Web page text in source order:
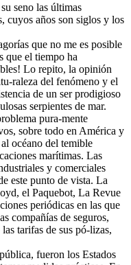
seno las últimas
cuyos años son siglos y los
que no me es posible
que el tiempo ha
Lo repito, la opinión
raleza del fenómeno y el
de un ser prodigioso
serpientes de mar.
pura-mente
sobre todo en América y
océano del temible
marítimas. Las
y comerciales
este punto de vista. La
el Paquebot, La Revue
periódicas en las que
compañías de seguros,
tarifas de sus pó-lizas,
fueron los Estados